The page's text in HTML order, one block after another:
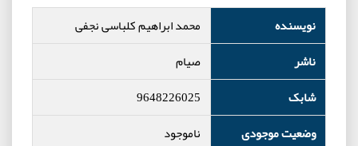
نویسنده
محمد ابراهیم کلباسی نجفی
ناشر
صیام
شابک
9648226025
وضعیت موجودی
ناموجود